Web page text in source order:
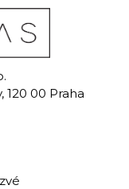
120 00 Praha